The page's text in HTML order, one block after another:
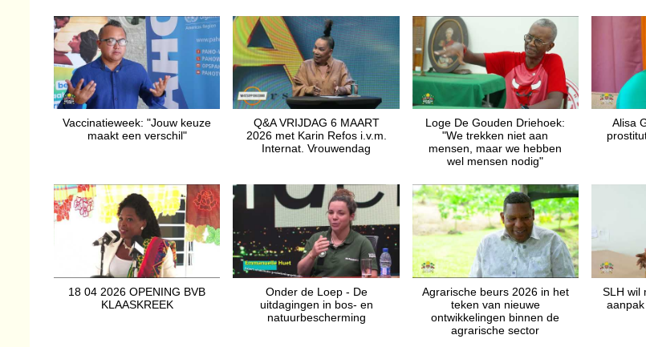
Vaccinatieweek: "Jouw keuze
maakt een verschil"
Q&A VRIJDAG 6 MAART
2026 met Karin Refos i.v.m.
Internat. Vrouwendag
Loge De Gouden Driehoek:
"We trekken niet aan
mensen, maar we hebben
wel mensen nodig"
Alisa
18 04 2026 OPENING BVB
KLAASKREEK
Onder de Loep - De
uitdagingen in bos- en
natuurbescherming
Agrarische beurs 2026 in het
teken van nieuwe
ontwikkelingen binnen de
agrarische sector
SLH wil